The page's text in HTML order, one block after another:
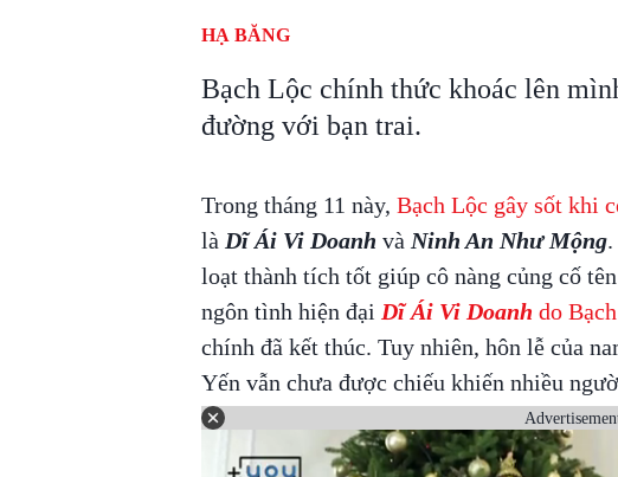
HẠ BĂNG
Bạch Lộc chính thức khoác lên
đường với bạn trai.
Trong tháng 11 này, Bạch Lộc gây sốt khi
là Dĩ Ái Vi Doanh và Ninh An Như Mộng.
loạt thành tích tốt giúp cô nàng củng cố
ngôn tình hiện đại Dĩ Ái Vi Doanh do
chính đã kết thúc. Tuy nhiên, hôn lễ của
Yến vẫn chưa được chiếu khiến nhiều